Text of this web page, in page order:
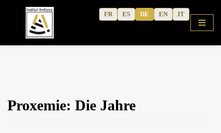
Koranisches Arabisch
Proxemie: Die Jahre
FR ES DE EN IT